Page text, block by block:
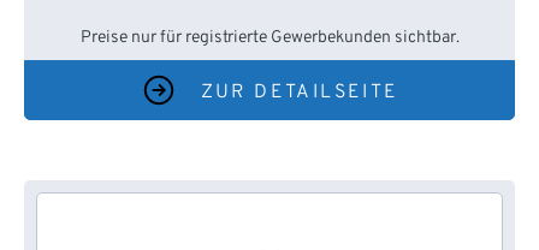
Preise nur für registrierte Gewerbekunden sichtbar.
ZUR DETAILSEITE